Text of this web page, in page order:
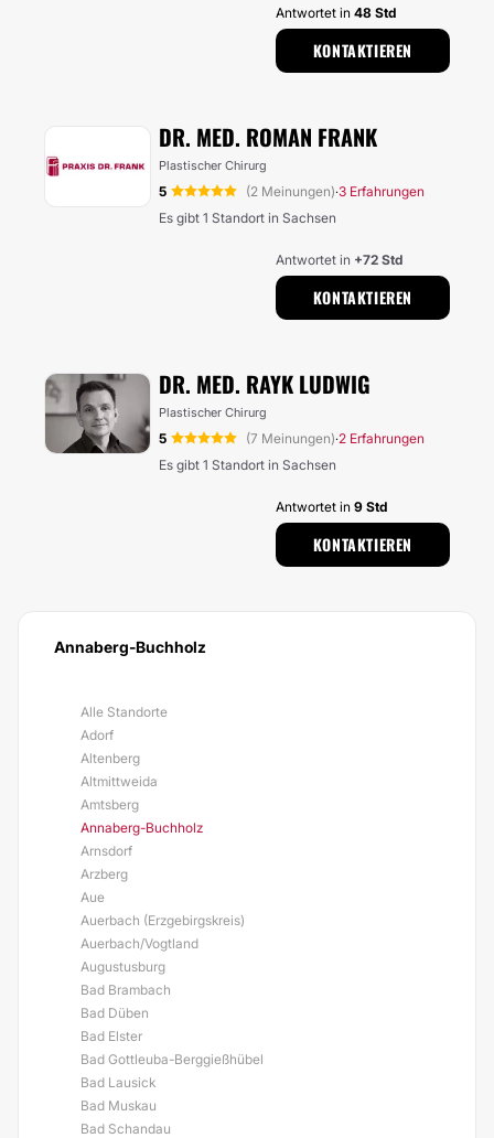
Antwortet in 48 Std
KONTAKTIEREN
DR. MED. ROMAN FRANK
Plastischer Chirurg
5 (2 Meinungen)·3 Erfahrungen
Es gibt 1 Standort in Sachsen
Antwortet in +72 Std
KONTAKTIEREN
DR. MED. RAYK LUDWIG
Plastischer Chirurg
5 (7 Meinungen)·2 Erfahrungen
Es gibt 1 Standort in Sachsen
Antwortet in 9 Std
KONTAKTIEREN
Annaberg-Buchholz
Alle Standorte
Adorf
Altenberg
Altmittweida
Amtsberg
Annaberg-Buchholz
Arnsdorf
Arzberg
Aue
Auerbach (Erzgebirgskreis)
Auerbach/Vogtland
Augustusburg
Bad Brambach
Bad Düben
Bad Elster
Bad Gottleuba-Berggießhübel
Bad Lausick
Bad Muskau
Bad Schandau